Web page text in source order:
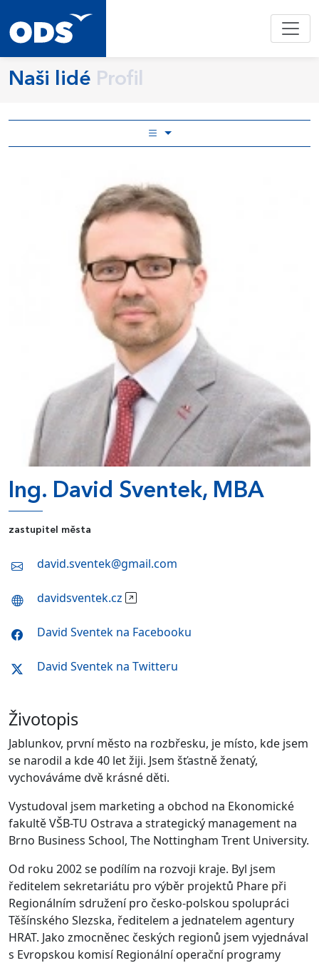
Naši lidé Profil
Ing. David Sventek, MBA
zastupitel města
david.sventek@gmail.com
davidsventek.cz
David Sventek na Facebooku
David Sventek na Twitteru
Životopis
Jablunkov, první město na rozbřesku, je místo, kde jsem
se narodil a kde 40 let žiji. Jsem šťastně ženatý,
vychováváme dvě krásné děti.
Vystudoval jsem marketing a obchod na Ekonomické
fakultě VŠB-TU Ostrava a strategický management na
Brno Business School, The Nottingham Trent University.
Od roku 2002 se podílím na rozvoji kraje. Byl jsem
ředitelem sekretariátu pro výběr projektů Phare při
Regionálním sdružení pro česko-polskou spolupráci
Těšínského Slezska, ředitelem a jednatelem agentury
HRAT. Jako zmocněnec českých regionů jsem vyjednával
s Evropskou komisí Regionální operační programy